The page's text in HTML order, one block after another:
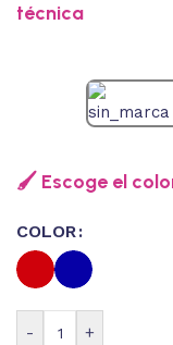
técnica
🖌️ Escoge el
COLOR
- +